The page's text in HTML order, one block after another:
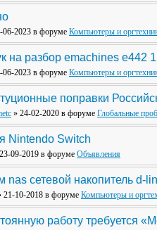
06-2023 в форуме Компьютеры и
на разбор emachines e442
06-2023 в форуме Компьютеры и
поправки
» 24-02-2020 в форуме Глобальные
Nintendo Switch
09-2019 в форуме Объявления
nas сетевой накопитель d-
21-10-2018 в форуме Компьютеры и
работу требуется